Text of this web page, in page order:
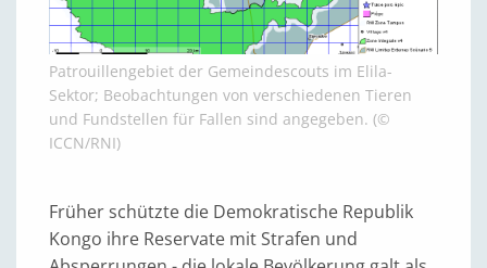
Patrouillengebiet der Gemeindescouts im Elila-
Sektor; Beobachtungen von verschiedenen Tieren
und Fundstellen für Fallen sind angegeben. (©
ICCN/RNI)
Früher schützte die Demokratische Republik
Kongo ihre Reservate mit Strafen und